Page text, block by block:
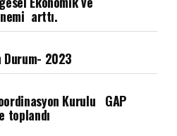
arttı.
Durum- 2023
Kurulu GAP
toplandı